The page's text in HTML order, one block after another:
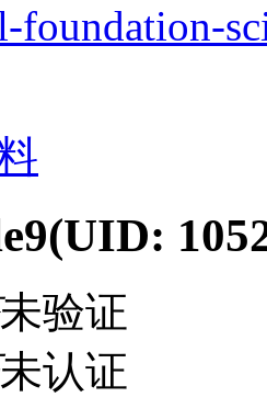
foundation-
(UID:
未验证
未认证